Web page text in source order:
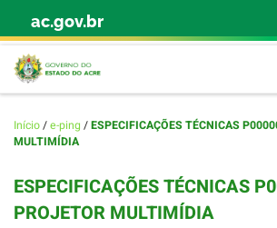
Skip to content
ac.gov.br
Início/e-ping /ESPECIFICAÇÕES TÉCNICAS
MULTIMÍDIA
ESPECIFICAÇÕES TÉCNICAS
PROJETOR MULTIMÍDIA